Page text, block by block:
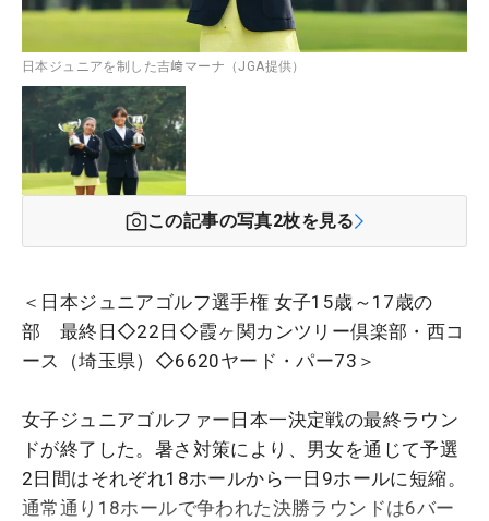
日本ジュニアを制した吉﨑マーナ（JGA提供）
この記事の写真2枚を見る
＜日本ジュニアゴルフ選手権 女子15歳～17歳の
部 最終日◇22日◇霞ヶ関カンツリー倶楽部・西コ
ース（埼玉県）◇6620ヤード・パー73＞
女子ジュニアゴルファー日本一決定戦の最終ラウン
ドが終了した。暑さ対策により、男女を通じて予選
2日間はそれぞれ18ホールから一日9ホールに短縮。
通常通り18ホールで争われた決勝ラウンドは6バー